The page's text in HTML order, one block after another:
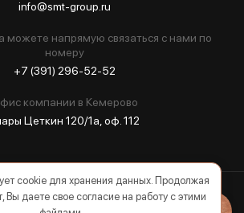
info@smt-group.ru
можете напрямую связаться с нами по
номеру
+7 (391) 296-52-52
компании в Кемерово
Цеткин 120/1а, оф. 112
2026 © Все права защищены
cookie для хранения данных. Продолжая
Вы даете свое согласие на работу с этими